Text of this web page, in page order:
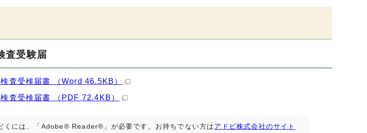
査受験届
査受検届書 （Word 46.5KB）
査受検届書 （PDF 72.4KB）
くには、「Adobe® Reader®」が必要です。お持ちでない方はアドビ株式会社のサイト